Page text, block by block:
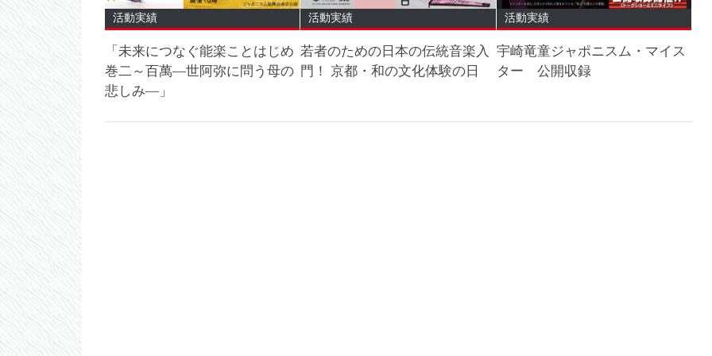
活動実績
「未来につなぐ能楽ことはじめ
巻二～百萬―世阿弥に問う母の
悲しみ―」
活動実績
若者のための日本の伝統音楽入
門！ 京都・和の文化体験の日
活動実績
宇崎竜童ジャポニスム・マイス
ター 公開収録